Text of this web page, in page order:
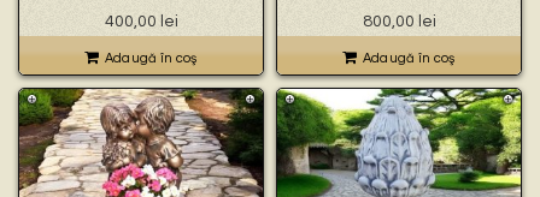
400,00 lei
Adaugă în coş
800,00 lei
Adaugă în coş